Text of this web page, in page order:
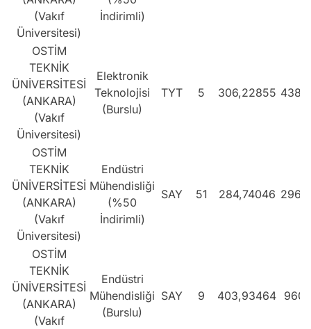
(Vakıf
Üniversitesi)
İndirimli)
OSTİM
TEKNİK
ÜNİVERSİTESİ
(ANKARA)
(Vakıf
Üniversitesi)
Elektronik
Teknolojisi
(Burslu)
TYT 5 306,22855
OSTİM
TEKNİK
ÜNİVERSİTESİ
(ANKARA)
(Vakıf
Üniversitesi)
Endüstri
Mühendisliği
(%50
İndirimli)
SAY 51 284,74046
OSTİM
TEKNİK
ÜNİVERSİTESİ
(ANKARA)
(Vakıf
Endüstri
Mühendisliği
(Burslu)
SAY 9 403,93464